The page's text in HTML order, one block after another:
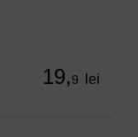
19,9 lei